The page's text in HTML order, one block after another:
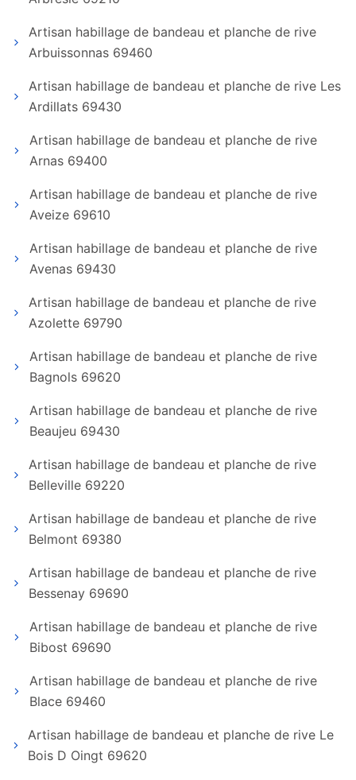
Artisan habillage de bandeau et planche de rive
Arbuissonnas 69460
Artisan habillage de bandeau et planche de rive Les
Ardillats 69430
Artisan habillage de bandeau et planche de rive
Arnas 69400
Artisan habillage de bandeau et planche de rive
Aveize 69610
Artisan habillage de bandeau et planche de rive
Avenas 69430
Artisan habillage de bandeau et planche de rive
Azolette 69790
Artisan habillage de bandeau et planche de rive
Bagnols 69620
Artisan habillage de bandeau et planche de rive
Beaujeu 69430
Artisan habillage de bandeau et planche de rive
Belleville 69220
Artisan habillage de bandeau et planche de rive
Belmont 69380
Artisan habillage de bandeau et planche de rive
Bessenay 69690
Artisan habillage de bandeau et planche de rive
Bibost 69690
Artisan habillage de bandeau et planche de rive
Blace 69460
Artisan habillage de bandeau et planche de rive Le
Bois D Oingt 69620